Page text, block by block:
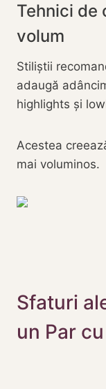
Tehnici de
volum
Stiliștii
adaugă
highlights și
Acestea
mai voluminos.
Sfaturi
un Par